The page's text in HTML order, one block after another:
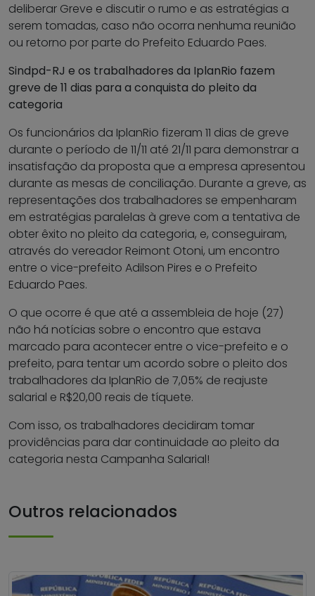
deliberar Greve e discutir o rumo e as estratégias a
serem tomadas, caso não ocorra nenhuma reunião
ou retorno por parte do Prefeito Eduardo Paes.
Sindpd-RJ e os trabalhadores da IplanRio fazem
greve de 11 dias para a conquista do pleito da
categoria
Os funcionários da IplanRio fizeram 11 dias de greve
durante o período de 11/11 até 21/11 para demonstrar a
insatisfação da proposta que a empresa apresentou
durante as mesas de conciliação. Durante a greve, as
representações dos trabalhadores se empenharam
em estratégias paralelas à greve com a tentativa de
obter êxito no pleito da categoria, e, conseguiram,
através do vereador Reimont Otoni, um encontro
entre o vice-prefeito Adilson Pires e o Prefeito
Eduardo Paes.
O que ocorre é que até a assembleia de hoje (27)
não há notícias sobre o encontro que estava
marcado para acontecer entre o vice-prefeito e o
prefeito, para tentar um acordo sobre o pleito dos
trabalhadores da IplanRio de 7,05% de reajuste
salarial e R$20,00 reais de tíquete.
Com isso, os trabalhadores decidiram tomar
providências para dar continuidade ao pleito da
categoria nesta Campanha Salarial!
Outros relacionados